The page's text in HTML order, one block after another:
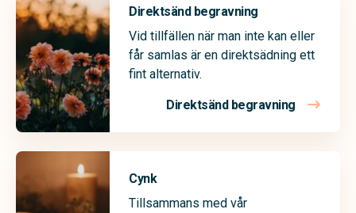
Direktsänd begravning
Vid tillfällen när man inte kan eller
får samlas är en direktsädning ett
fint alternativ.
Direktsänd begravning
Cynk
Tillsammans med vår